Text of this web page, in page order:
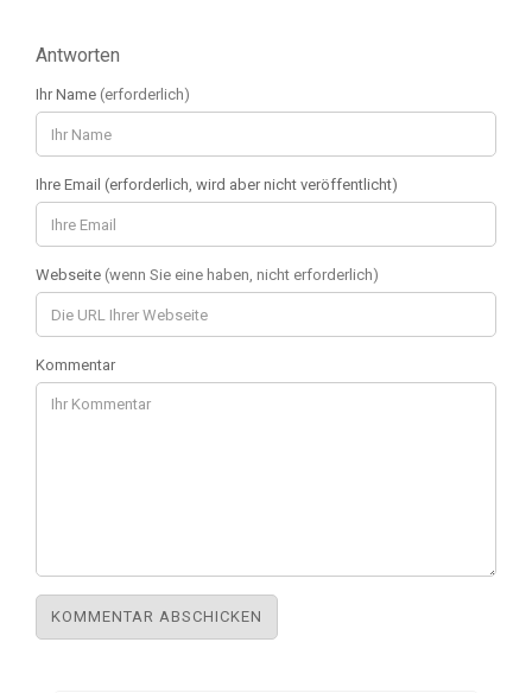
Antworten
Ihr Name (erforderlich)
Ihre Email (erforderlich, wird aber nicht veröffentlicht)
Webseite (wenn Sie eine haben, nicht erforderlich)
Kommentar